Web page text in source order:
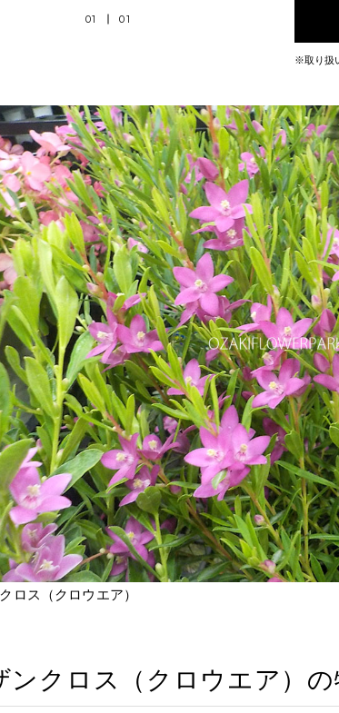
01 01
※取り扱
ロス（クロウエア）
ンクロス（クロウエア）の